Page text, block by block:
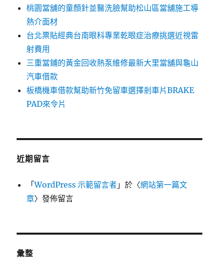
桃園當舖的童顏針並醫洗臉幫助松山區當舖施工導
熱介面材
台北票貼經典台南眼科專業乾眼症治療挑選近視雷
射費用
三重當鋪的黃金回收熱泵維修最新大里當舖與龜山
汽車借款
板橋機車借款幫助新竹免留車選擇剎車片BRAKE
PAD來令片
近期留言
「WordPress 示範留言者 」於〈網站第一篇文
章〉發佈留言
彙整